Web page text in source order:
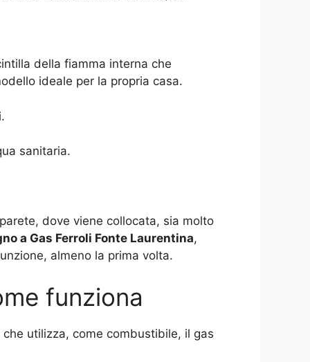
della fiamma interna che
ideale per la propria casa.
sanitaria.
dove viene collocata, sia molto
a Gas Ferroli Fonte Laurentina,
almeno la prima volta.
funziona
utilizza, come combustibile, il gas